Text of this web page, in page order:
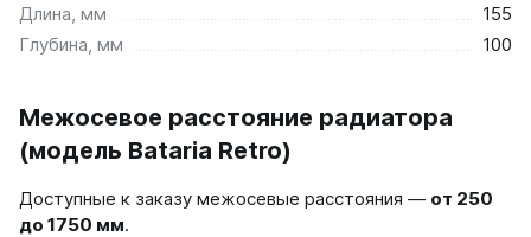
Длина, мм
155
Глубина, мм
100
Межосевое расстояние радиатора
(модель Bataria Retro)
Доступные к заказу межосевые расстояния — от 250
до 1750 мм.